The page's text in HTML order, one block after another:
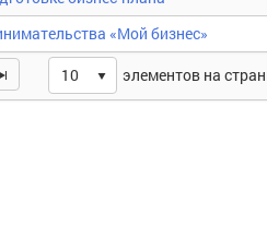
«Мой бизнес»
10 элементов на